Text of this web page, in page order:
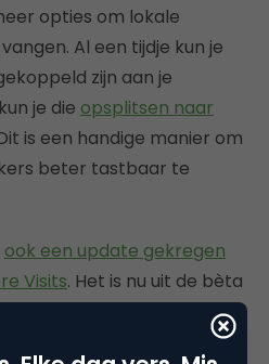
opties om lokale
Al een tijdje kun je
zijn aan je
je die opsplitsen naar
is een handige manier om
beter tastbaar te
ook een update gekregen
Visits. Het is nu uit de bèta
Je kunt dus nu ook
van andere digitale